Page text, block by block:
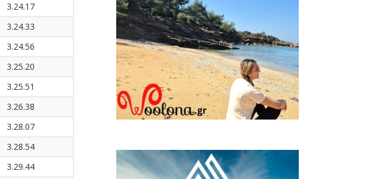
3.24.17
3.24.33
3.24.56
3.25.20
3.25.51
3.26.38
3.28.07
3.28.54
3.29.44